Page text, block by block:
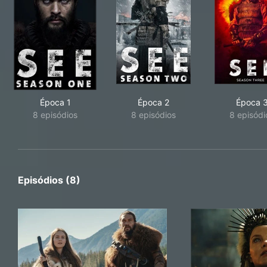
Época 1
8 episódios
Época 2
8 episódios
Época
8
Episódios (8)